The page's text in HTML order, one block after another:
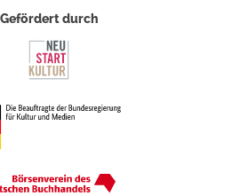
Gefördert durch